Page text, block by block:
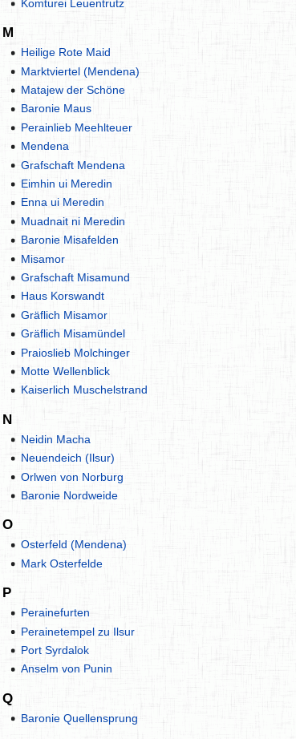
Komturei Leuentrutz
M
Heilige Rote Maid
Marktviertel (Mendena)
Matajew der Schöne
Baronie Maus
Perainlieb Meehlteuer
Mendena
Grafschaft Mendena
Eimhin ui Meredin
Enna ui Meredin
Muadnait ni Meredin
Baronie Misafelden
Misamor
Grafschaft Misamund
Haus Korswandt
Gräflich Misamor
Gräflich Misamündel
Praioslieb Molchinger
Motte Wellenblick
Kaiserlich Muschelstrand
N
Neidin Macha
Neuendeich (Ilsur)
Orlwen von Norburg
Baronie Nordweide
O
Osterfeld (Mendena)
Mark Osterfelde
P
Perainefurten
Perainetempel zu Ilsur
Port Syrdalok
Anselm von Punin
Q
Baronie Quellensprung